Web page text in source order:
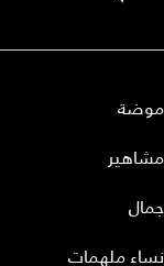
موضة
مشاهير
جمال
نساء ملهمات